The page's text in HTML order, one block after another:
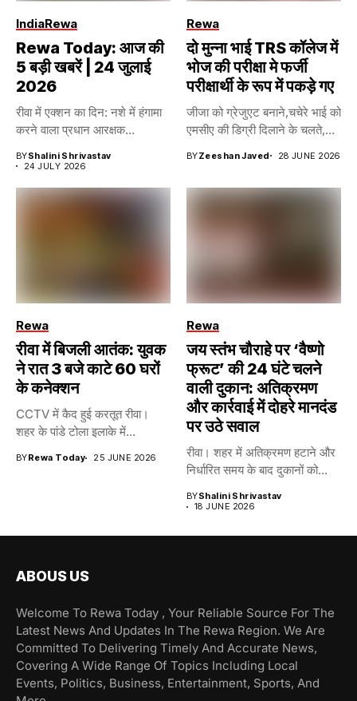
IndiaRewa
Rewa Today: आज की
5 बड़ी खबरें | 24 जुलाई
2026
रीवा में एक्शन का दिन: नशे में हंगामा
करने वाला प्रधान आरक्षक...
BYShalini Shrivastav
24 JULY 2026
Rewa
दो मुन्ना भाई TRS कॉलेज में
भोज की परीक्षा मे फर्जी
परीक्षार्थी के रूप में पकड़े गए
जीजा को ग्रेजुएट बनाने,चचेरे भाई को
एमसीए की डिग्री दिलाने के चलते,...
BYZeeshan Javed 28 JUNE 2026
Rewa
रीवा में बिजली आतंक: युवक
ने रात 3 बजे काटे 60 घरों
के कनेक्शन
CCTV में कैद हुई करतूत रीवा।
शहर के पांडे टोला इलाके में...
BYRewa Today 25 JUNE 2026
Rewa
जय स्तंभ चौराहे पर ‘वैष्णो
फ्रूट’ की 24 घंटे चलने
वाली दुकान: अतिक्रमण
और कार्रवाई में दोहरे मानदंड
पर उठे सवाल
रीवा। शहर में अतिक्रमण हटाने और
निर्धारित समय के बाद दुकानों को...
BYShalini Shrivastav
18 JUNE 2026
ABOUS US
Welcome To Rewa Today , Your Reliable Source For The
Latest News And Updates In The Rewa Region. We Are
Committed To Delivering Timely And Accurate News,
Covering A Wide Range Of Topics Including Local
Events, Politics, Business, Entertainment, Sports, And